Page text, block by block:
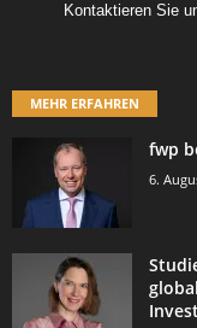
Kontaktieren Sie
MEHR ERFAHREN
fwp
6.